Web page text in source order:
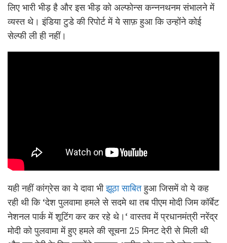
लिए भारी भीड़ है और इस भीड़ को अल्फोन्स कन्ननथनम संभालने में
व्यस्त थे। इंडिया टुडे की रिपोर्ट में ये साफ़ हुआ कि उन्होंने कोई
सेल्फी ली ही नहीं।
यही नहीं कांग्रेस का ये दावा भीझूठा साबितहुआ जिसमें वो ये कह
रही थी कि ‘देश पुलवामा हमले से सदमे था तब पीएम मोदी जिम कॉर्बेट
नेशनल पार्क में शूटिंग कर कर रहे थे।‘ वास्तव में प्रधानमंत्री नरेंद्र
मोदी को पुलवामा में हुए हमले की सूचना 25 मिनट देरी से मिली थी